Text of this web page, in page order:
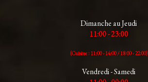
Dimanche au Jeudi
11:00 - 23:00
(Cuisine : 11:00 - 14:00 /18:00 - 22:00)
Vendredi - Samedi